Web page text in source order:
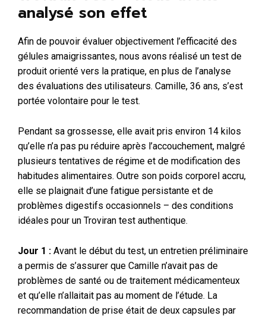
analysé son effet
Afin de pouvoir évaluer objectivement l’efficacité des
gélules amaigrissantes, nous avons réalisé un test de
produit orienté vers la pratique, en plus de l’analyse
des évaluations des utilisateurs. Camille, 36 ans, s’est
portée volontaire pour le test.
Pendant sa grossesse, elle avait pris environ 14 kilos
qu’elle n’a pas pu réduire après l’accouchement, malgré
plusieurs tentatives de régime et de modification des
habitudes alimentaires. Outre son poids corporel accru,
elle se plaignait d’une fatigue persistante et de
problèmes digestifs occasionnels – des conditions
idéales pour un Troviran test authentique.
Jour 1 : Avant le début du test, un entretien préliminaire
a permis de s’assurer que Camille n’avait pas de
problèmes de santé ou de traitement médicamenteux
et qu’elle n’allaitait pas au moment de l’étude. La
recommandation de prise était de deux capsules par